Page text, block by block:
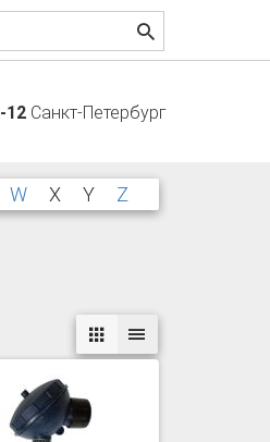
12 Санкт-Петербург
W X Y Z